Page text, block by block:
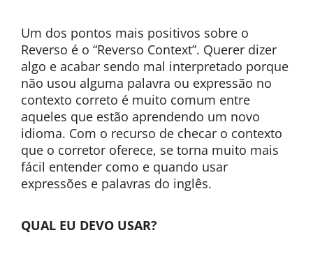
Um dos pontos mais positivos sobre o
Reverso é o “Reverso Context”. Querer dizer
algo e acabar sendo mal interpretado porque
não usou alguma palavra ou expressão no
contexto correto é muito comum entre
aqueles que estão aprendendo um novo
idioma. Com o recurso de checar o contexto
que o corretor oferece, se torna muito mais
fácil entender como e quando usar
expressões e palavras do inglês.
QUAL EU DEVO USAR?